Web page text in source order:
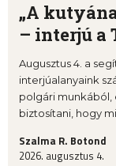
„A
– interjú a
Augusztus 4. a
interjúalanyaink
polgári munkából,
biztosítani, hogy
Szalma R. Botond
2026. augusztus 4.